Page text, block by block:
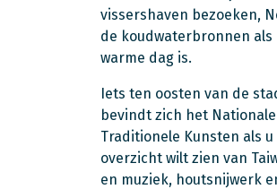
vissershaven bezoeken,
de koudwaterbronnen als
warme dag is.
Iets ten oosten van de
bevindt zich het
Traditionele Kunsten als
overzicht wilt zien van
en muziek, houtsnijwerk